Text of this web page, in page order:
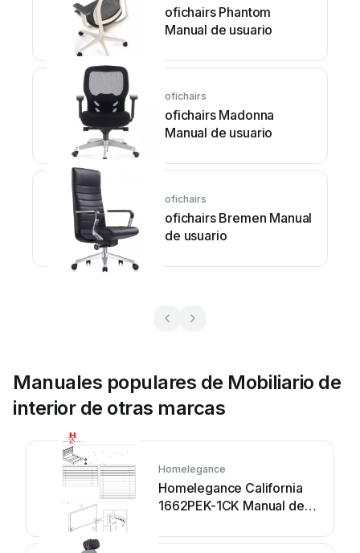
ofichairs Phantom
Manual de usuario
ofichairs
ofichairs Madonna
Manual de usuario
ofichairs
ofichairs Bremen Manual
de usuario
Manuales populares de Mobiliario de
interior de otras marcas
Homelegance
Homelegance California
1662PEK-1CK Manual de